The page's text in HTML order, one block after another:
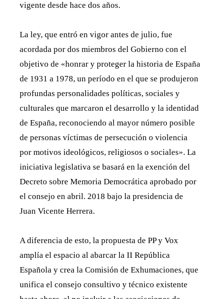
vigente desde hace dos años.
La ley, que entró en vigor antes de julio, fue
acordada por dos miembros del Gobierno con el
objetivo de «honrar y proteger la historia de España
de 1931 a 1978, un período en el que se produjeron
profundas personalidades políticas, sociales y
culturales que marcaron el desarrollo y la identidad
de España, reconociendo al mayor número posible
de personas víctimas de persecución o violencia
por motivos ideológicos, religiosos o sociales». La
iniciativa legislativa se basará en la exención del
Decreto sobre Memoria Democrática aprobado por
el consejo en abril. 2018 bajo la presidencia de
Juan Vicente Herrera.
A diferencia de esto, la propuesta de PP y Vox
amplía el espacio al abarcar la II República
Española y crea la Comisión de Exhumaciones, que
unifica el consejo consultivo y técnico existente